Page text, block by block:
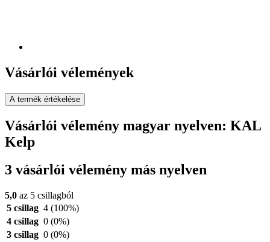
Vásárlói vélemények
A termék értékelése
Vásárlói vélemény magyar nyelven: KAL
Kelp
3 vásárlói vélemény más nyelven
5,0 az 5 csillagból
5 csillag 4 (100%)
4 csillag 0 (0%)
3 csillag 0 (0%)